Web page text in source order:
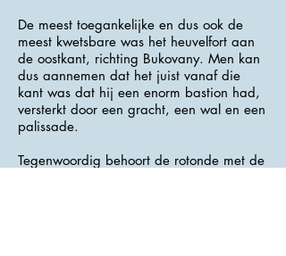
De meest toegankelijke en dus ook de
meest kwetsbare was het heuvelfort aan
de oostkant, richting Bukovany. Men kan
dus aannemen dat het juist vanaf die
kant was dat hij een enorm bastion had,
versterkt door een gracht, een wal en een
palissade.
Tegenwoordig behoort de rotonde met de